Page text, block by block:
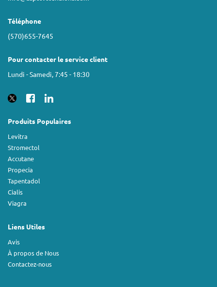
Téléphone
(570)655-7645
Pour contacter le service client
Lundi - Samedi, 7:45 - 18:30
Produits Populaires
Levitra
Stromectol
Accutane
Propecia
Tapentadol
Cialis
Viagra
Liens Utiles
Avis
À propos de Nous
Contactez-nous